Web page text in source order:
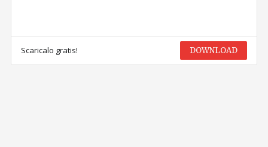
Scaricalo gratis! DOWNLOAD